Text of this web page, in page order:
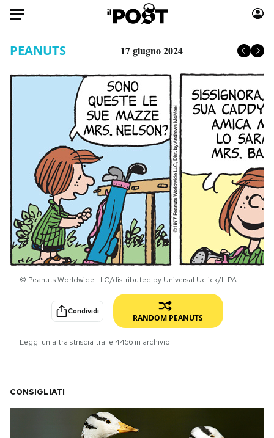
HOME
Tecnologia
Internet
Scienza
Cultura
Economia
Sport
Moda
Libri
Consumismi
Storie/Idee
Ok Boomer!
Media
Europa
Altrecose
Mondiali calcio 2026
PODCAST
NEWSLETTER
I MIEI PREFERITI
PEANUTS 17 giugno 2024
© Peanuts Worldwide LLC/distributed by Universal Uclick/ILPA
Condividi
RANDOM PEANUTS
Leggi un'altra striscia tra le 4456 in archivio
CONSIGLIATI